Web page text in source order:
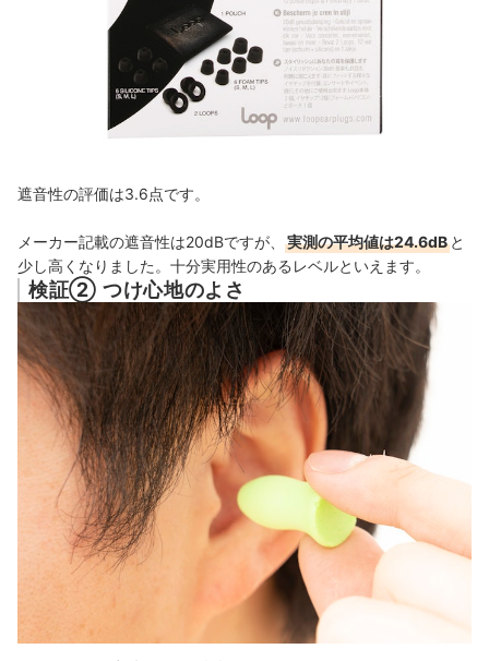
遮音性の評価は3.6点です。
メーカー記載の遮音性は20dBですが、 実測の平均値は24.6dB と
少し高くなりました。十分実用性のあるレベルといえます。
検証② つけ心地のよさ